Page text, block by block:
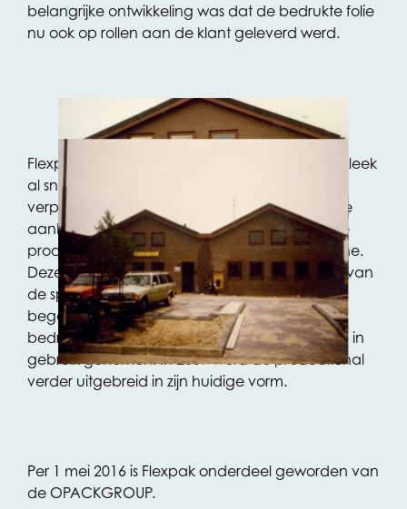
belangrijke ontwikkeling was dat de bedrukte folie
nu ook op rollen aan de klant geleverd werd.
Flexpak groeide enorm en het huidige pand bleek
al snel te klein te zijn voor de
verpakkingsproducent. In 1983 werd een grote
aanbouw gerealiseerd. Eind jaren ’80 werd de
productie uitgebreid met een lamineermachine.
Deze belangrijke innovatie groeide uit tot één van
de specialiteiten van Flexpak. In 1995 werd er
begonnen met de bouw van een nieuw
bedrijfsgebouw met kantoren. Dit werd in 1997 in
gebruik genomen. In 2009 werd de productiehal
verder uitgebreid in zijn huidige vorm.
Per 1 mei 2016 is Flexpak onderdeel geworden van
de OPACKGROUP.